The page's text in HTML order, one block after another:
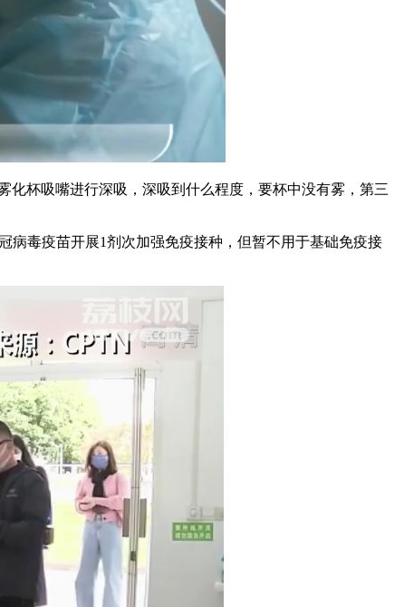
杯吸嘴进行深吸，深吸到什么程度，要杯中没有雾，第三
毒疫苗开展1剂次加强免疫接种，但暂不用于基础免疫接